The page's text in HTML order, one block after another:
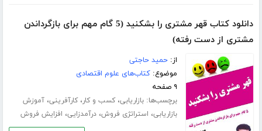
دانلود کتاب قهر مشتری را بشکنید (5 گام مهم برای بازگرداندن
مشتری از دست رفته)
از:حمید حاجتی
موضوع:کتاب‌های علوم اقتصادی
۹ صفحه
برچسب‌ها:بازاریابی،کسب و کار،کارآفرینی،آموزش
بازاریابی، استراتژی فروش،درآمدزایی، افزایش فروش